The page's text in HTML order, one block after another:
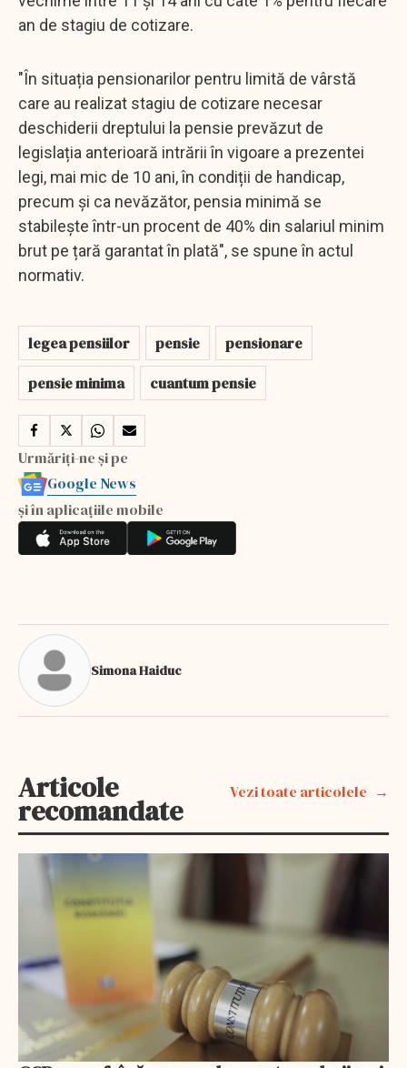
an de stagiu de cotizare.
"În situația pensionarilor pentru limită de vârstă
care au realizat stagiu de cotizare necesar
deschiderii dreptului la pensie prevăzut de
legislația anterioară intrării în vigoare a prezentei
legi, mai mic de 10 ani, în condiții de handicap,
precum și ca nevăzător, pensia minimă se
stabilește într-un procent de 40% din salariul minim
brut pe țară garantat în plată", se spune în actul
normativ.
legea pensiilor pensie
pensionare
pensie minima
cuantum pensie
Urmăriți-ne și pe
Google News
și în aplicațiile mobile
Simona Haiduc
Articole
recomandate
Vezi toate articolele